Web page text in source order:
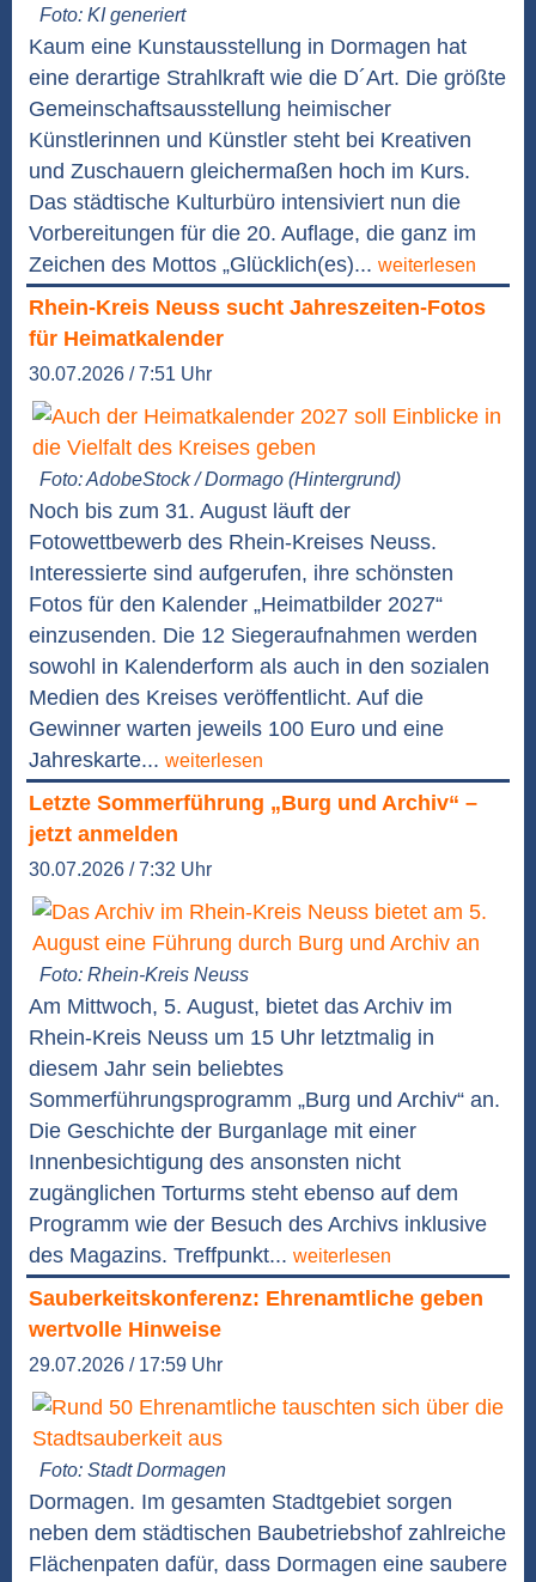
Foto: KI generiert
Kaum eine Kunstausstellung in Dormagen hat
eine derartige Strahlkraft wie die D´Art. Die größte
Gemeinschaftsausstellung heimischer
Künstlerinnen und Künstler steht bei Kreativen
und Zuschauern gleichermaßen hoch im Kurs.
Das städtische Kulturbüro intensiviert nun die
Vorbereitungen für die 20. Auflage, die ganz im
Zeichen des Mottos „Glücklich(es)... weiterlesen
Rhein-Kreis Neuss sucht Jahreszeiten-Fotos
für Heimatkalender
30.07.2026 / 7:51 Uhr
Foto: AdobeStock / Dormago (Hintergrund)
Noch bis zum 31. August läuft der
Fotowettbewerb des Rhein-Kreises Neuss.
Interessierte sind aufgerufen, ihre schönsten
Fotos für den Kalender „Heimatbilder 2027“
einzusenden. Die 12 Siegeraufnahmen werden
sowohl in Kalenderform als auch in den sozialen
Medien des Kreises veröffentlicht. Auf die
Gewinner warten jeweils 100 Euro und eine
Jahreskarte... weiterlesen
Letzte Sommerführung „Burg und Archiv“ –
jetzt anmelden
30.07.2026 / 7:32 Uhr
Foto: Rhein-Kreis Neuss
Am Mittwoch, 5. August, bietet das Archiv im
Rhein-Kreis Neuss um 15 Uhr letztmalig in
diesem Jahr sein beliebtes
Sommerführungsprogramm „Burg und Archiv“ an.
Die Geschichte der Burganlage mit einer
Innenbesichtigung des ansonsten nicht
zugänglichen Torturms steht ebenso auf dem
Programm wie der Besuch des Archivs inklusive
des Magazins. Treffpunkt... weiterlesen
Sauberkeitskonferenz: Ehrenamtliche geben
wertvolle Hinweise
29.07.2026 / 17:59 Uhr
Foto: Stadt Dormagen
Dormagen. Im gesamten Stadtgebiet sorgen
neben dem städtischen Baubetriebshof zahlreiche
Flächenpaten dafür, dass Dormagen eine saubere